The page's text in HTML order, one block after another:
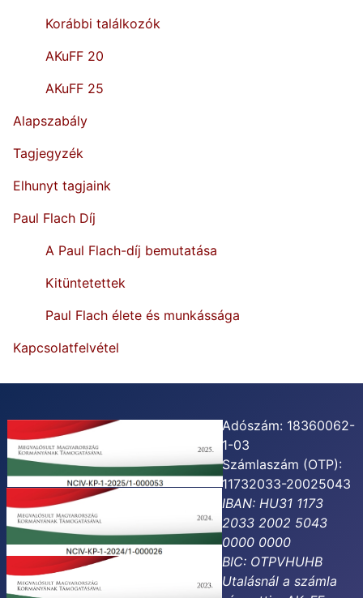
Korábbi találkozók
AKuFF 20
AKuFF 25
Alapszabály
Tagjegyzék
Elhunyt tagjaink
Paul Flach Díj
A Paul Flach-díj bemutatása
Kitüntetettek
Paul Flach élete és munkássága
Kapcsolatfelvétel
Adószám: 18360062-
1-03
Számlaszám (OTP):
11732033-20025043
IBAN: HU31 1173
2033 2002 5043
0000 0000
BIC: OTPVHUHB
Utalásnál a számla